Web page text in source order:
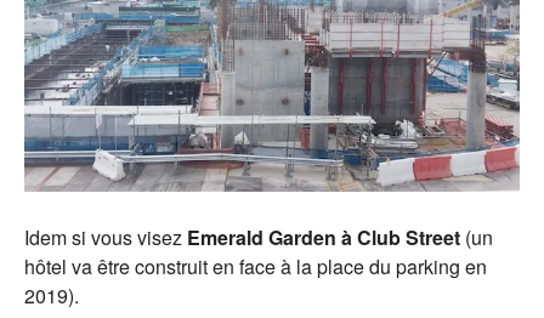
Idem si vous visez Emerald Garden à Club Street (un
hôtel va être construit en face à la place du parking en
2019).